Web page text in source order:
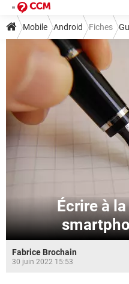
Mobile Android Fiches
Écrire à
Fabrice Brochain
30 juin 2022 15:53